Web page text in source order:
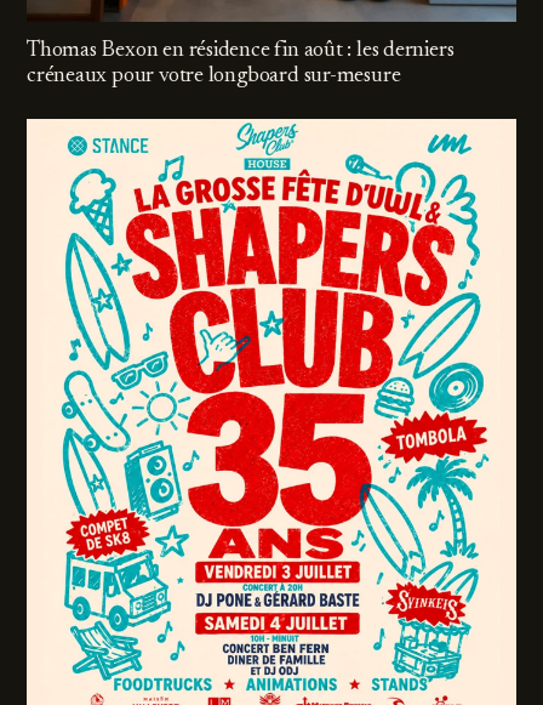
Thomas Bexon en résidence fin août : les derniers
créneaux pour votre longboard sur-mesure